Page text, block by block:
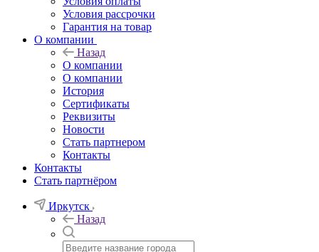
Условия рассрочки
Гарантия на товар
О компании
Назад
О компании
О компании
История
Сертификаты
Реквизиты
Новости
Стать партнером
Контакты
Контакты
Стать партнёром
Иркутск
Назад